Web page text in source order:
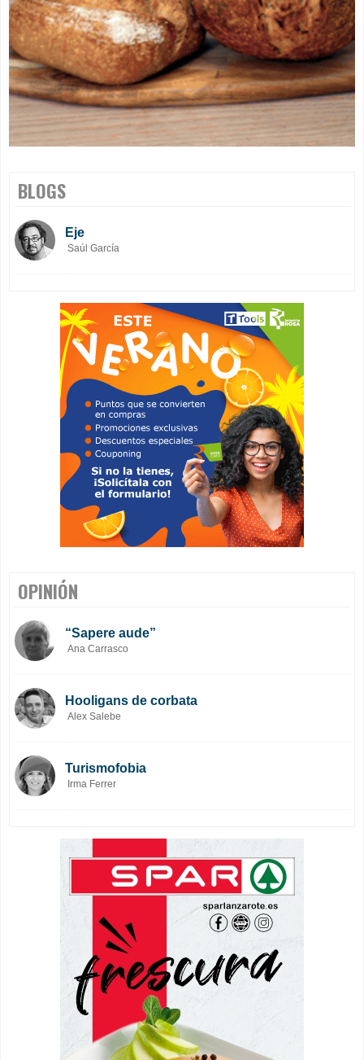
BLOGS
Eje
Saúl García
OPINIÓN
“Sapere aude”
Ana Carrasco
Hooligans de corbata
Alex Salebe
Turismofobia
Irma Ferrer